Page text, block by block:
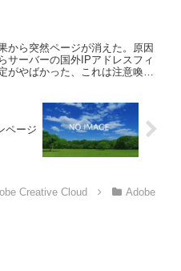
から突然ページが消えた。原因
サーバーの国外IPアドレスフィ
がやばかった、これは注意喚起
ページ
Creative Cloud
Adobe